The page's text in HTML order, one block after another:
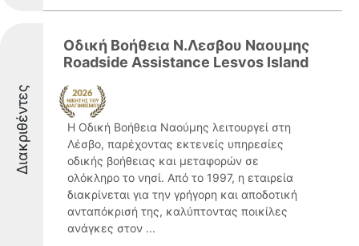
Διακριθέντες
Οδική Βοήθεια Ν.Λεσβου Ναουμης
Roadside Assistance Lesvos Island
Η Οδική Βοήθεια Ναούμης λειτουργεί στη
Λέσβο, παρέχοντας εκτενείς υπηρεσίες
οδικής βοήθειας και μεταφορών σε
ολόκληρο το νησί. Από το 1997, η εταιρεία
διακρίνεται για την γρήγορη και αποδοτική
ανταπόκρισή της, καλύπτοντας ποικίλες
ανάγκες στον ...